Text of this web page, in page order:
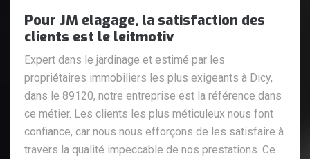
Pour JM elagage, la satisfaction des
clients est le leitmotiv
Expert dans le jardinage et estimé par les
propriétaires immobiliers les plus exigeants à Dicy,
dans le 89120, notre entreprise est la référence dans
ce métier. Les clients les plus méticuleux nous font
confiance, car nous nous efforçons de les satisfaire à
travers la qualité impeccable de nos prestations. Ce